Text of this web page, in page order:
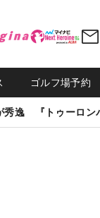
ゴルフ場予約
秀逸 『トゥーロン